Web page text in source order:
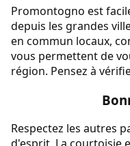
Promontogno est
depuis les grandes
en commun locaux,
vous permettent de
région. Pensez à
Respectez les autres